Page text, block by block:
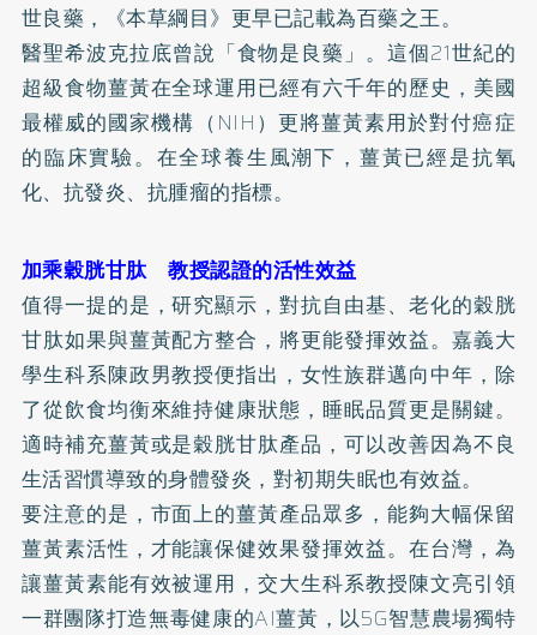
世良藥，《本草綱目》更早已記載為百藥之王。
醫聖希波克拉底曾說「食物是良藥」。這個21世紀的
超級食物薑黃在全球運用已經有六千年的歷史，美國
最權威的國家機構（NIH）更將薑黃素用於對付癌症
的臨床實驗。在全球養生風潮下，薑黃已經是抗氧
化、抗發炎、抗腫瘤的指標。
加乘穀胱甘肽 教授認證的活性效益
值得一提的是，研究顯示，對抗自由基、老化的穀胱
甘肽如果與薑黃配方整合，將更能發揮效益。嘉義大
學生科系陳政男教授便指出，女性族群邁向中年，除
了從飲食均衡來維持健康狀態，睡眠品質更是關鍵。
適時補充薑黃或是穀胱甘肽產品，可以改善因為不良
生活習慣導致的身體發炎，對初期失眠也有效益。
要注意的是，市面上的薑黃產品眾多，能夠大幅保留
薑黃素活性，才能讓保健效果發揮效益。在台灣，為
讓薑黃素能有效被運用，交大生科系教授陳文亮引領
一群團隊打造無毒健康的AI薑黃，以5G智慧農場獨特